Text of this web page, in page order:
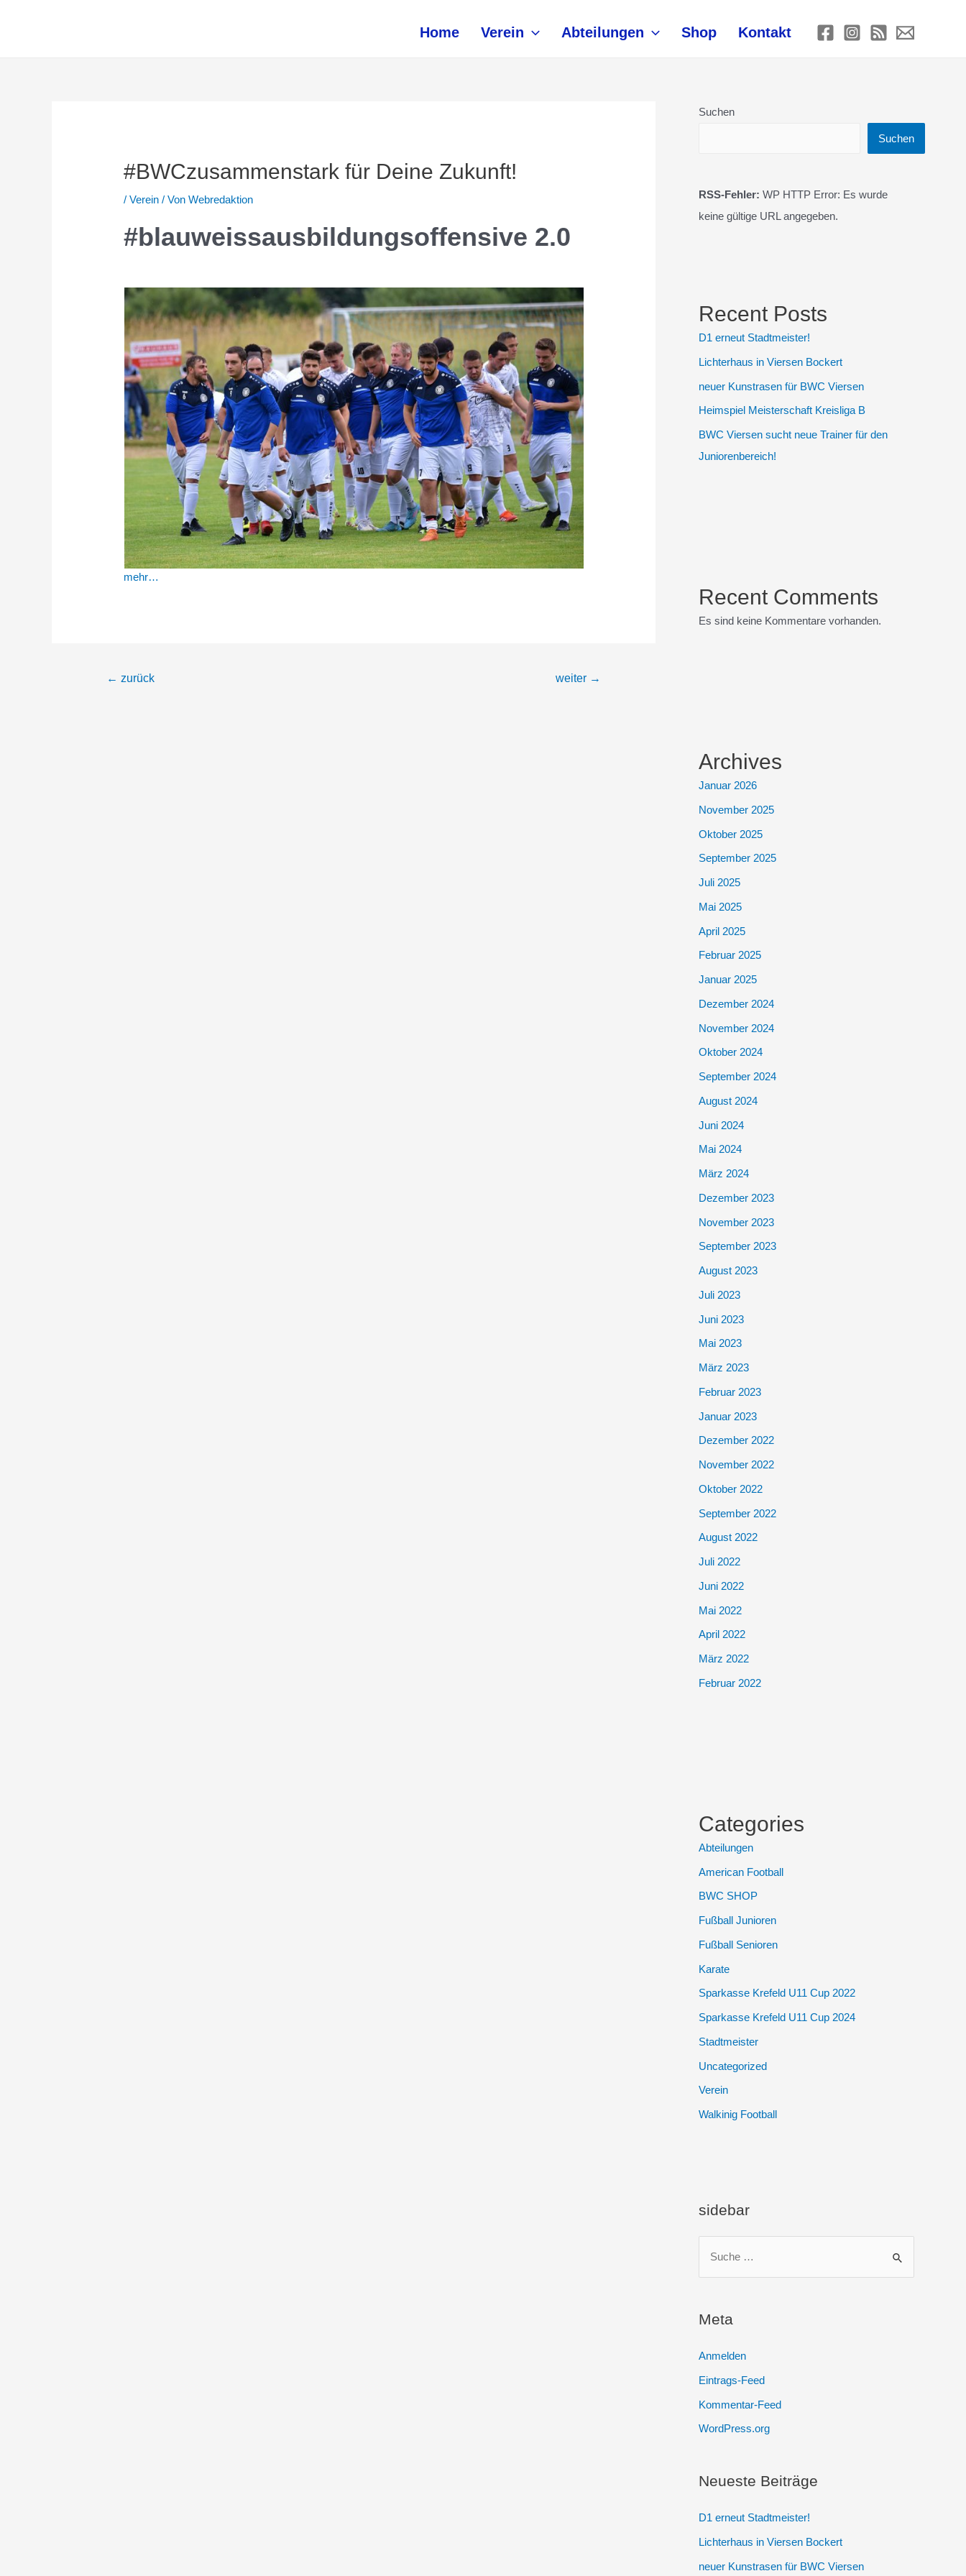
Home Verein Abteilungen Shop Kontakt
#BWCzusammenstark für Deine Zukunft!
/Verein / VonWebredaktion
#blauweissausbildungsoffensive 2.0
mehr…
Beitragsnavigation
← zurück weiter →
Suchen
Suchen
RSS-Fehler: WP HTTP Error: Es wurde
keine gültige URL angegeben.
Recent Posts
D1 erneut Stadtmeister!
Lichterhaus in Viersen Bockert
neuer Kunstrasen für BWC Viersen
Heimspiel Meisterschaft Kreisliga B
BWC Viersen sucht neue Trainer für den
Juniorenbereich!
Recent Comments
Es sind keine Kommentare vorhanden.
Archives
Januar 2026
November 2025
Oktober 2025
September 2025
Juli 2025
Mai 2025
April 2025
Februar 2025
Januar 2025
Dezember 2024
November 2024
Oktober 2024
September 2024
August 2024
Juni 2024
Mai 2024
März 2024
Dezember 2023
November 2023
September 2023
August 2023
Juli 2023
Juni 2023
Mai 2023
März 2023
Februar 2023
Januar 2023
Dezember 2022
November 2022
Oktober 2022
September 2022
August 2022
Juli 2022
Juni 2022
Mai 2022
April 2022
März 2022
Februar 2022
Categories
Abteilungen
American Football
BWC SHOP
Fußball Junioren
Fußball Senioren
Karate
Sparkasse Krefeld U11 Cup 2022
Sparkasse Krefeld U11 Cup 2024
Stadtmeister
Uncategorized
Verein
Walkinig Football
sidebar
n
n
Meta
Anmelden
Eintrags-Feed
Kommentar-Feed
WordPress.org
Neueste Beiträge
D1 erneut Stadtmeister!
Lichterhaus in Viersen Bockert
neuer Kunstrasen für BWC Viersen